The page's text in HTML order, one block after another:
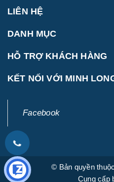
LIÊN HỆ
DANH MỤC
HỖ TRỢ KHÁCH HÀNG
KẾT NỐI VỚI MINH
Facebook
© Bản quyền
Cung cấp